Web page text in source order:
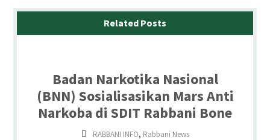
Related Posts
Badan Narkotika Nasional
(BNN) Sosialisasikan Mars Anti
Narkoba di SDIT Rabbani Bone
RABBANI INFO, Rabbani News